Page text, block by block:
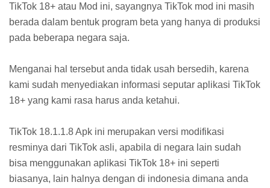
TikTok 18+ atau Mod ini, sayangnya TikTok mod ini masih
berada dalam bentuk program beta yang hanya di produksi
pada beberapa negara saja.
Menganai hal tersebut anda tidak usah bersedih, karena
kami sudah menyediakan informasi seputar aplikasi TikTok
18+ yang kami rasa harus anda ketahui.
TikTok 18.1.1.8 Apk ini merupakan versi modifikasi
resminya dari TikTok asli, apabila di negara lain sudah
bisa menggunakan aplikasi TikTok 18+ ini seperti
biasanya, lain halnya dengan di indonesia dimana anda